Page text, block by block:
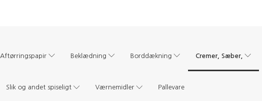
Aftørringspapir Beklædning Borddækning Cremer, Sæber,
Slik og andet spiseligt Værnemidler Pallevare